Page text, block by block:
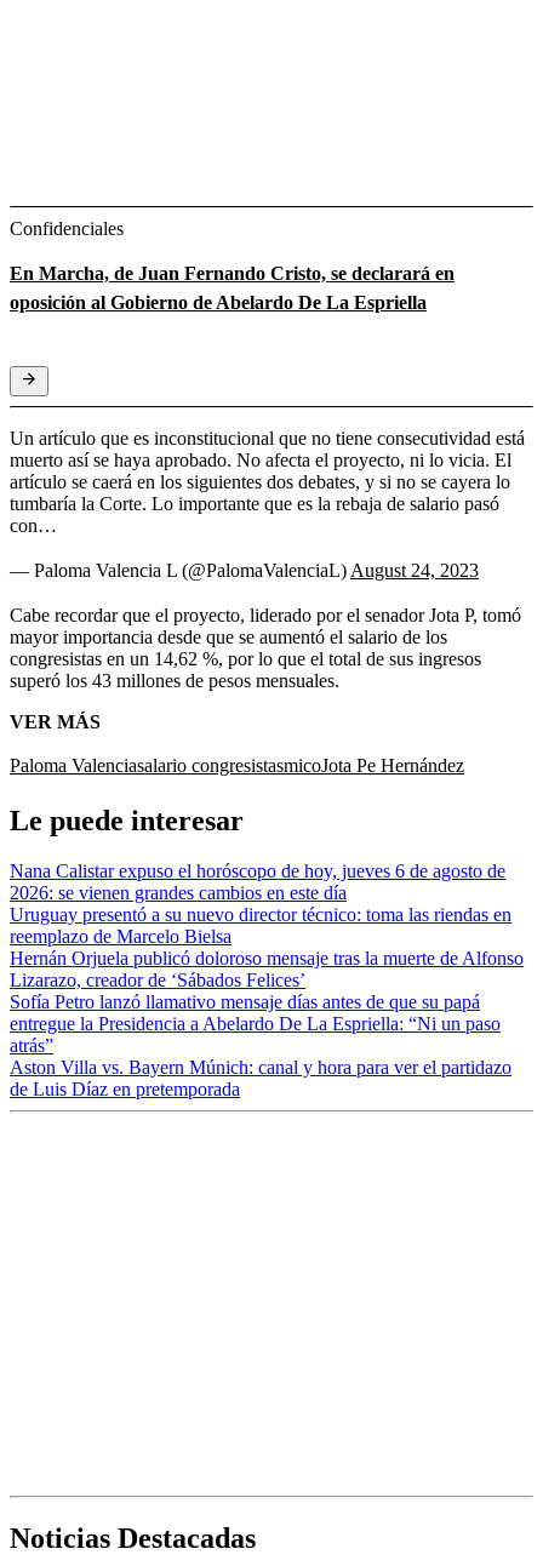
Confidenciales
En Marcha, de Juan Fernando Cristo, se declarará en
oposición al Gobierno de Abelardo De La Espriella
Un artículo que es inconstitucional que no tiene consecutividad está
muerto así se haya aprobado. No afecta el proyecto, ni lo vicia. El
artículo se caerá en los siguientes dos debates, y si no se cayera lo
tumbaría la Corte. Lo importante que es la rebaja de salario pasó
con…
— Paloma Valencia L (@PalomaValenciaL) August 24, 2023
Cabe recordar que el proyecto, liderado por el senador Jota P, tomó
mayor importancia desde que se aumentó el salario de los
congresistas en un 14,62 %, por lo que el total de sus ingresos
superó los 43 millones de pesos mensuales.
VER MÁS
Paloma Valenciasalario congresistasmicoJota Pe Hernández
Le puede interesar
Nana Calistar expuso el horóscopo de hoy, jueves 6 de agosto de
2026: se vienen grandes cambios en este día
Uruguay presentó a su nuevo director técnico: toma las riendas en
reemplazo de Marcelo Bielsa
Hernán Orjuela publicó doloroso mensaje tras la muerte de Alfonso
Lizarazo, creador de ‘Sábados Felices’
Sofía Petro lanzó llamativo mensaje días antes de que su papá
entregue la Presidencia a Abelardo De La Espriella: “Ni un paso
atrás”
Aston Villa vs. Bayern Múnich: canal y hora para ver el partidazo
de Luis Díaz en pretemporada
Noticias Destacadas